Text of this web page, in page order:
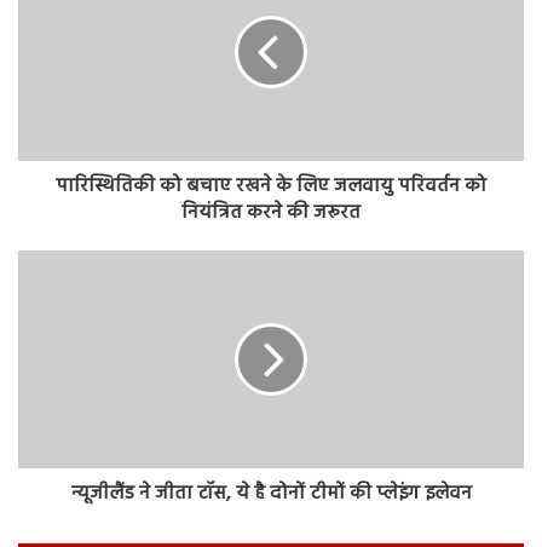
पारिस्थितिकी को बचाए रखने के लिए जलवायु परिवर्तन को
नियंत्रित करने की जरूरत
न्यूजीलैंड ने जीता टॉस, ये है दोनों टीमों की प्लेइंग इलेवन